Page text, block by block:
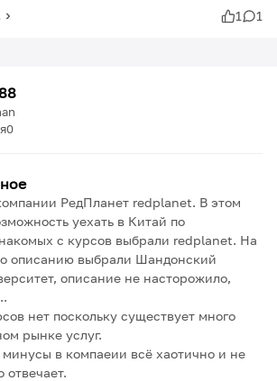
1 1
0
РедПланет redplanet. В этом
уехать в Китай по
с курсов выбрали redplanet. На
описанию выбрали Шандонский
описание не насторожило,
нет поскольку существует много
рынке услуг.
в компаеии всё хаотично и не
отвечает.